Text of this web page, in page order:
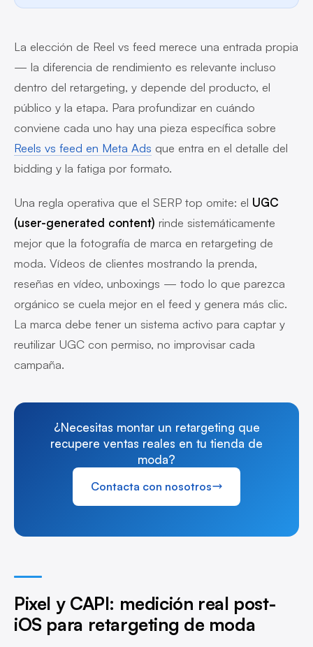
La elección de Reel vs feed merece una entrada propia
— la diferencia de rendimiento es relevante incluso
dentro del retargeting, y depende del producto, el
público y la etapa. Para profundizar en cuándo
conviene cada uno hay una pieza específica sobre
Reels vs feed en Meta Ads que entra en el detalle del
bidding y la fatiga por formato.
Una regla operativa que el SERP top omite: el UGC
(user-generated content) rinde sistemáticamente
mejor que la fotografía de marca en retargeting de
moda. Vídeos de clientes mostrando la prenda,
reseñas en vídeo, unboxings — todo lo que parezca
orgánico se cuela mejor en el feed y genera más clic.
La marca debe tener un sistema activo para captar y
reutilizar UGC con permiso, no improvisar cada
campaña.
¿Necesitas montar un retargeting que
recupere ventas reales en tu tienda de
moda?
Contacta con nosotros
Pixel y CAPI: medición real post-
iOS para retargeting de moda